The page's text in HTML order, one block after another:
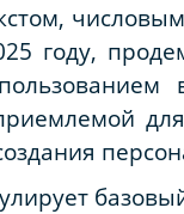
году,